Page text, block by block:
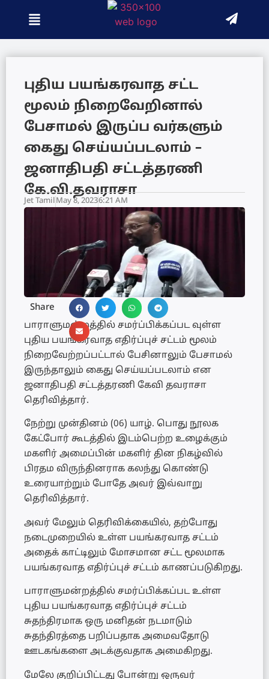
புதிய பயங்கரவாத சட்ட
மூலம் நிறைவேறினால்
பேசாமல் இருப்ப வர்களும்
கைது செய்யப்படலாம் –
ஜனாதிபதி சட்டத்தரணி
கே.வி.தவராசா
Jet TamilMay 8, 20236:21 AM
Share
பாராளுமன்றத்தில் சமர்ப்பிக்கப்பட வுள்ள
புதிய பயங்கரவாத எதிர்ப்புச் சட்டம் மூலம்
நிறைவேற்றப்பட்டால் பேசினாலும் பேசாமல்
இருந்தாலும் கைது செய்யப்படலாம் என
ஜனாதிபதி சட்டத்தரணி கேவி தவராசா
தெரிவித்தார்.
நேற்று முன்தினம் (06) யாழ். பொது நூலக
கேட்போர் கூடத்தில் இடம்பெற்ற உழைக்கும்
மகளிர் அமைப்பின் மகளிர் தின நிகழ்வில்
பிரதம விருந்தினராக கலந்து கொண்டு
உரையாற்றும் போதே அவர் இவ்வாறு
தெரிவித்தார்.
அவர் மேலும் தெரிவிக்கையில், தற்போது
நடைமுறையில் உள்ள பயங்கரவாத சட்டம்
அதைக் காட்டிலும் மோசமான சட்ட மூலமாக
பயங்கரவாத எதிர்ப்புச் சட்டம் காணப்படுகிறது.
பாராளுமன்றத்தில் சமர்ப்பிக்கப்பட உள்ள
புதிய பயங்கரவாத எதிர்ப்புச் சட்டம்
சுதந்திரமாக ஒரு மனிதன் நடமாடும்
சுதந்திரத்தை பறிப்பதாக அமைவதோடு
ஊடகங்களை அடக்குவதாக அமைகிறது.
மேலே குறிப்பிட்டது போன்று ஒருவர்